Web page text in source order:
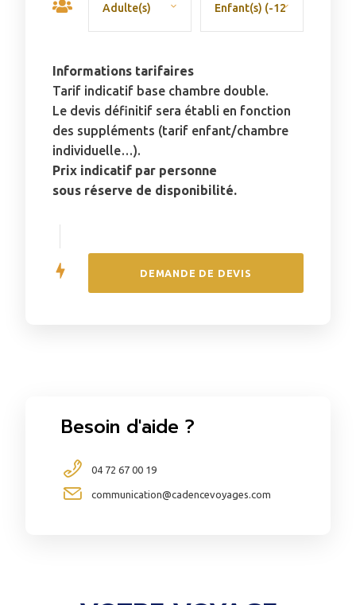
Informations tarifaires
Tarif indicatif base chambre double.
Le devis définitif sera établi en fonction
des suppléments (tarif enfant/chambre
individuelle…).
Prix indicatif par personne
sous réserve de disponibilité.
Besoin d'aide ?
04 72 67 00 19
communication@cadencevoyages.com